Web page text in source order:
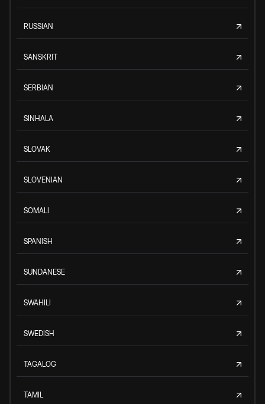
RUSSIAN
SANSKRIT
SERBIAN
SINHALA
SLOVAK
SLOVENIAN
SOMALI
SPANISH
SUNDANESE
SWAHILI
SWEDISH
TAGALOG
TAMIL